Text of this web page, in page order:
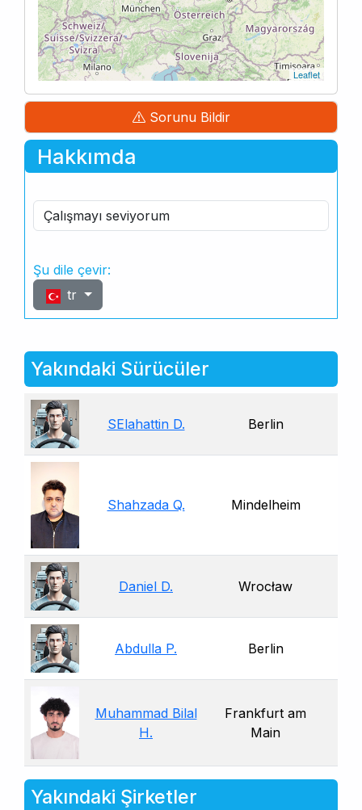
Leaflet
Sorunu Bildir
Hakkımda
Çalışmayı seviyorum
Şu dile çevir:
tr
Yakındaki Sürücüler
SElahattin D. Berlin
Shahzada Q. Mindelheim
Daniel D. Wrocław
Abdulla P. Berlin
Muhammad Bilal
H.
Frankfurt am
Main
Yakındaki Şirketler